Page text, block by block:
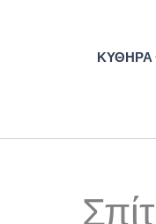
ΚΥΘΗΡΑ